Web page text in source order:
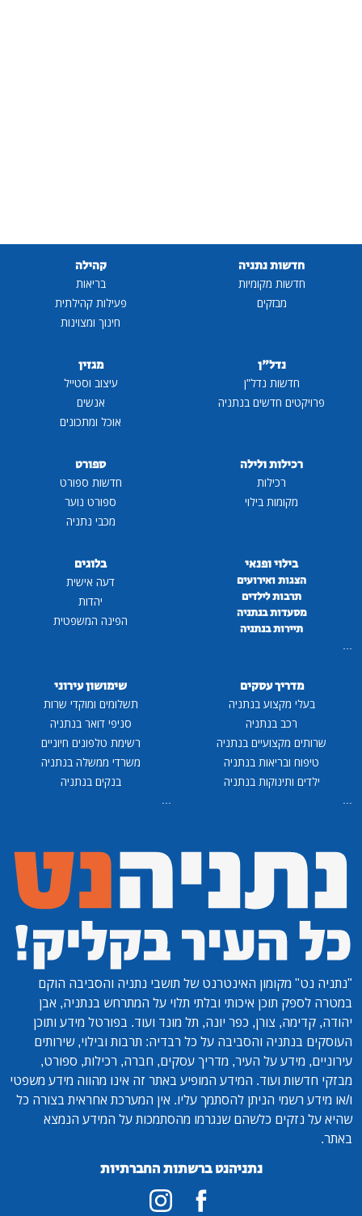
חדשות נתניה
חדשות מקומיות
מבזקים
קהילה
בריאות
פעילות קהילתית
חינוך ומצוינות
נדל"ן
חדשות נדל"ן
פרויקטים חדשים בנתניה
מגזין
עיצוב וסטייל
אנשים
אוכל ומתכונים
רכילות ולילה
רכילות
מקומות בילוי
ספורט
חדשות ספורט
ספורט נוער
מכבי נתניה
בילוי ופנאי
הצגות ואירועים
תרבות לילדים
מסעדות בנתניה
תיירות בנתניה
בלוגים
דעה אישית
יהדות
הפינה המשפטית
מדריך עסקים
בעלי מקצוע בנתניה
רכב בנתניה
שרותים מקצועיים בנתניה
טיפוח ובריאות בנתניה
ילדים ותינוקות בנתניה
שימושון עירוני
תשלומים ומוקדי שרות
סניפי דואר בנתניה
רשימת טלפונים חיוניים
משרדי ממשלה בנתניה
בנקים בנתניה
"נתניה נט" מקומון האינטרנט של תושבי נתניה והסביבה הוקם
במטרה לספק תוכן איכותי ובלתי תלוי על המתרחש בנתניה, אבן
יהודה, קדימה, צורן, כפר יונה, תל מונד ועוד. בפורטל מידע ותוכן
העוסקים בנתניה והסביבה על כל רבדיה: תרבות ובילוי, שירותים
עירוניים, מידע על העיר, מדריך עסקים, חברה, רכילות, ספורט,
מבזקי חדשות ועוד. המידע המופיע באתר זה אינו מהווה מידע משפטי
ו/או מידע רשמי הניתן להסתמך עליו. אין המערכת אחראית בצורה כל
שהיא על נזקים כלשהם שנגרמו מהסתמכות על המידע הנמצא
באתר.
נתניהנט ברשתות החברתיות